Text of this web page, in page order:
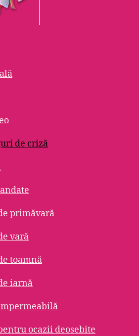
de criză
primăvară
vară
toamnă
iarnă
ocazii deosebite